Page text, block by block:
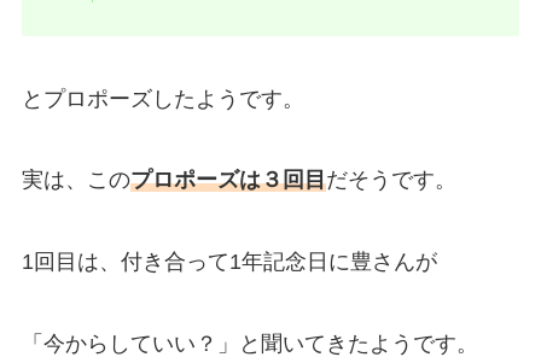
とプロポーズしたようです。
実は、このプロポーズは３回目だそうです。
1回目は、付き合って1年記念日に豊さんが
「今からしていい？」と聞いてきたようです。